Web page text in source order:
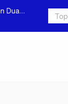
Dua
Polres